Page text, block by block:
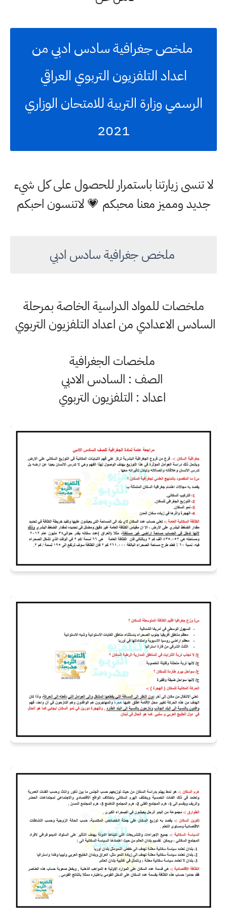
ملخص جغرافية سادس ادبي من
اعداد التلفزيون التربوي العراقي
الرسمي وزارة التربية للامتحان الوزاري
2021
لا تنسى زيارتنا باستمرار للحصول على كل شيء
جديد ومميز معنا محبكم 💗 لاتنسون احبكم
ملخص جغرافية سادس ادبي
ملخصات للمواد الدراسية الخاصة بمرحلة
السادس الاعدادي من اعداد التلفزيون التربوي
ملخصات الجغرافية
الصف : السادس الادبي
اعداد : التلفزيون التربوي